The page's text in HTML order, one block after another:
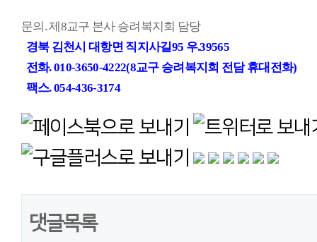
문의 .제8교구 본사 승려복지회 담당
경북 김천시 대항면 직지사길95 우.39565
전화. 010-3650-4222(8교구 승려복지회 전담 휴대전화)
팩스. 054-436-3174
댓글목록